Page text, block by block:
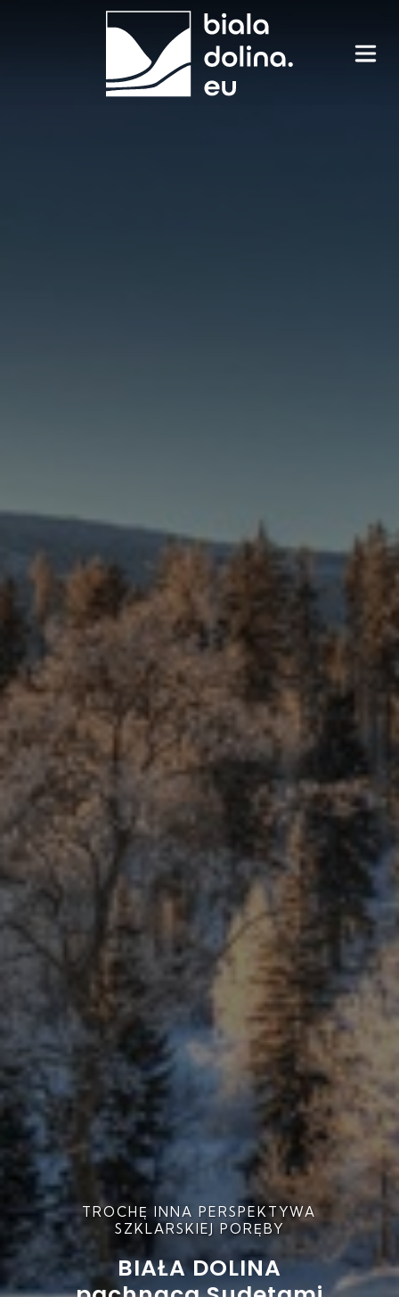
TROCHĘ INNA PERSPEKTYWA
SZKLARSKIEJ PORĘBY
BIAŁA DOLINA